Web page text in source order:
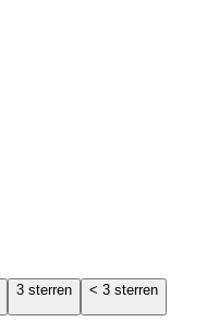
3 sterren < 3 sterren